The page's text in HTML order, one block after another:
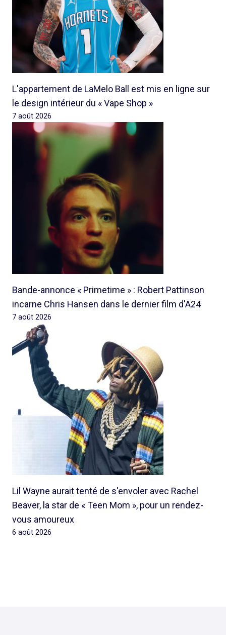
L'appartement de LaMelo Ball est mis en ligne sur
le design intérieur du « Vape Shop »
7 août 2026
Bande-annonce « Primetime » : Robert Pattinson
incarne Chris Hansen dans le dernier film d'A24
7 août 2026
Lil Wayne aurait tenté de s'envoler avec Rachel
Beaver, la star de « Teen Mom », pour un rendez-
vous amoureux
6 août 2026